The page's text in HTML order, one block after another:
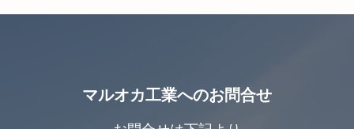
マルオカ工業へのお問合せ